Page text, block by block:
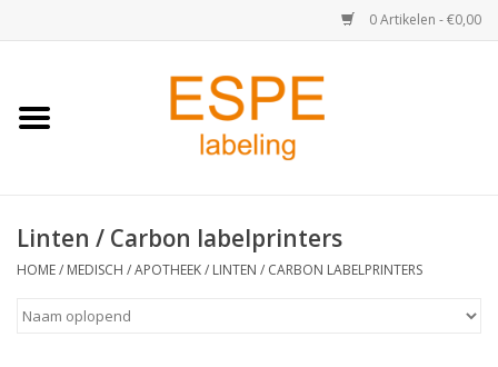
0 Artikelen - €0,00
Home
Retail
Linten / Carbon labelprinters
HOME/ MEDISCH / APOTHEEK/ LINTEN / CARBON LABELPRINTERS